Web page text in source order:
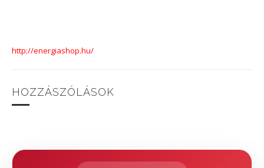
http://energiashop.hu/
HOZZÁSZÓLÁSOK